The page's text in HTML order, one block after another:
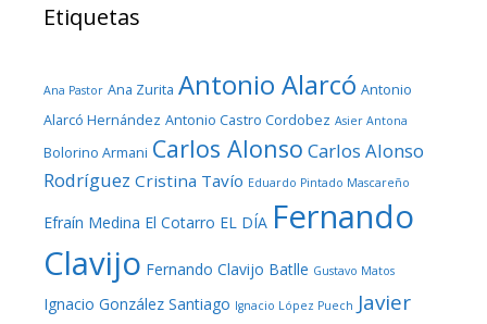
Etiquetas
Ana Pastor Ana Zurita Antonio Alarcó Antonio
Alarcó Hernández Antonio Castro Cordobez Asier Antona
Bolorino Armani Carlos Alonso Carlos Alonso
Rodríguez Cristina Tavío Eduardo Pintado Mascareño
Efraín Medina El Cotarro EL DÍA Fernando
Clavijo Fernando Clavijo Batlle Gustavo Matos
Ignacio González Santiago Ignacio López Puech Javier